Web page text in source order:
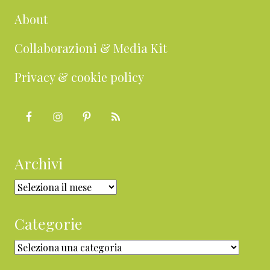
About
Collaborazioni & Media Kit
Privacy & cookie policy
Archivi
Archivi
Categorie
Categorie